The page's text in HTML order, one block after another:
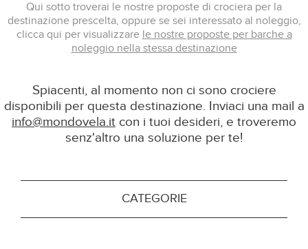
Qui sotto troverai le nostre proposte di crociera per la
destinazione prescelta, oppure se sei interessato al noleggio,
clicca qui per visualizzare le nostre proposte per barche a
noleggio nella stessa destinazione
Spiacenti, al momento non ci sono crociere
disponibili per questa destinazione. Inviaci una mail a
info@mondovela.it con i tuoi desideri, e troveremo
senz'altro una soluzione per te!
CATEGORIE